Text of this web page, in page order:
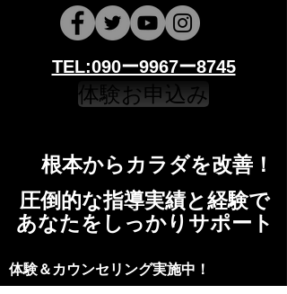
​​TEL:090ー9967ー8745
体験お申込み
​根本からカラダを改善！​​
​​圧倒的な指導実績と経験で
​あなたをしっかりサポート
​​​体験＆カウンセリング実施中！